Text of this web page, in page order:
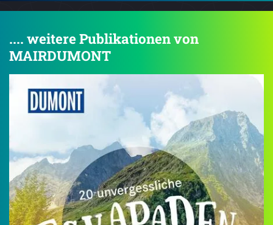
.... weitere Publikationen von
MAIRDUMONT